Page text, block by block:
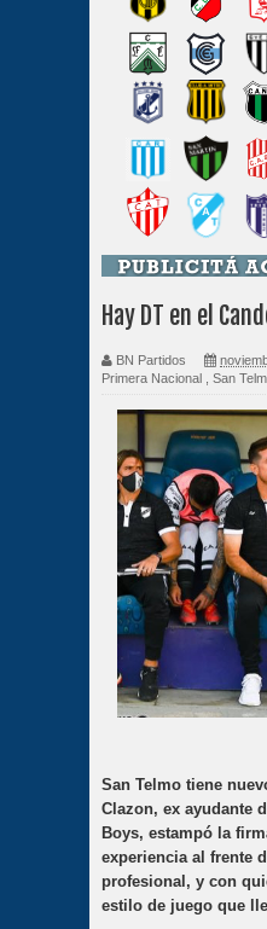
Hay DT en el
BN Partidos
Primera Nacional
San
San Telmo tiene
Clazon, ex ayudante
Boys, estampó la
experiencia al frente
profesional, y con
estilo de juego que